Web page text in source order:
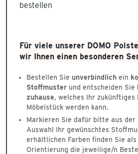
bestellen
Für viele unserer DOMO
wir Ihnen einen besonderen
Bestellen Sie unverbindlichein
Stoffmusterund entscheiden Sie
zuhause, welches Ihr zukünftiges
Möbelstück werden kann.
Markieren Sie dafür bitte aus der
Auswahl Ihr gewünschtes
erhältlichen Farben finden Sie
Orientierung die jeweilige/n